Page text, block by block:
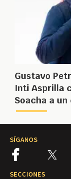
Gustavo
Inti Asprilla
Soacha a
SÍGANOS
SECCIONES